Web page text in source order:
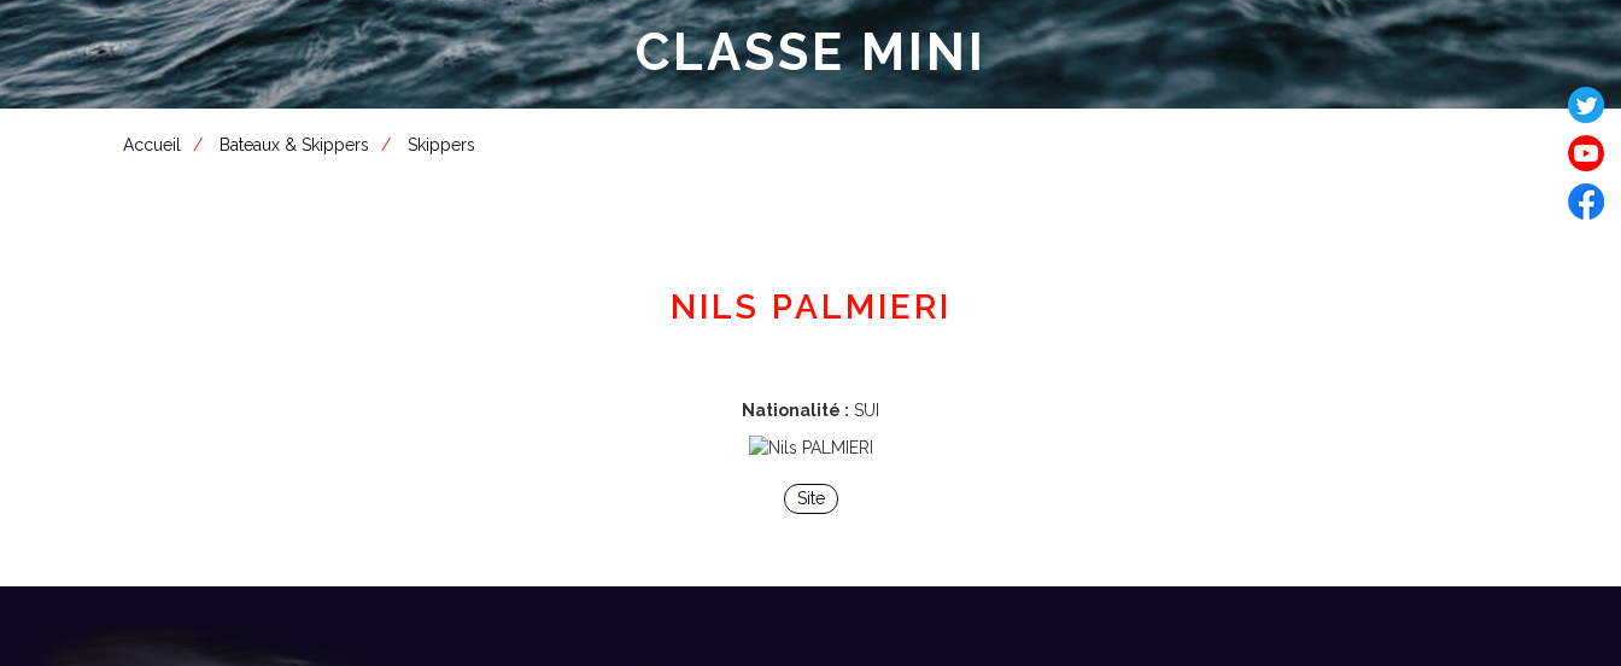
CLASSE MINI
Accueil Bateaux & Skippers Skippers
NILS PALMIERI
Nationalité : SUI
Site